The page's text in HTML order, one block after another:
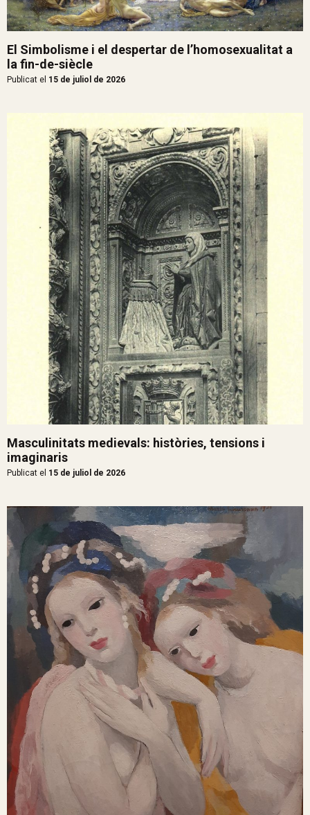
El Simbolisme i el despertar de l’homosexualitat a
la fin-de-siècle
Publicat el 15 de juliol de 2026
Masculinitats medievals: històries, tensions i
imaginaris
Publicat el 15 de juliol de 2026